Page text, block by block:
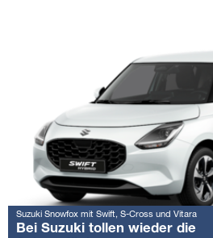
Suzuki Snowfox mit Swift, S-Cross und Vitara
Bei Suzuki tollen wieder die